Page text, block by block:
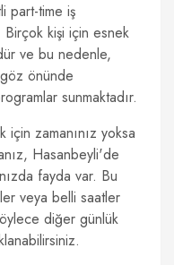
part-time iş
Birçok kişi için esnek
ve bu nedenle,
önünde
sunmaktadır.
için zamanınız yoksa
Hasanbeyli'de
fayda var. Bu
veya belli saatler
diğer günlük